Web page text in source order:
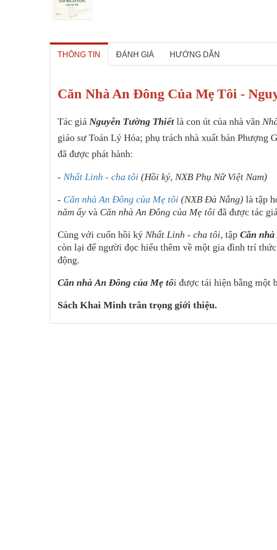
THÔNG TIN ĐÁNH GIÁ HƯỚNG DẪN
Căn Nhà An Đông Của Mẹ Tôi -
Tác giả Nguyễn Tường Thiết là con út của nhà văn
giáo sư Toán Lý Hóa; phụ trách nhà xuất bản Phượng
đã được phát hành:
- Nhất Linh - cha tôi (Hồi ký, NXB Phụ Nữ Việt Nam)
- Căn nhà An Đông của Mẹ tôi (NXB Đà Nẵng) là tập
năm ấy và Căn nhà An Đông của Mẹ tôi đã được tác
Cùng với cuốn hồi ký Nhất Linh - cha tôi, tập Căn
còn lại để người đọc hiểu thêm về một gia đình trí
động.
Căn nhà An Đông của Mẹ tôi được tái hiện bằng một
Sách Khai Minh trân trọng giới thiệu.